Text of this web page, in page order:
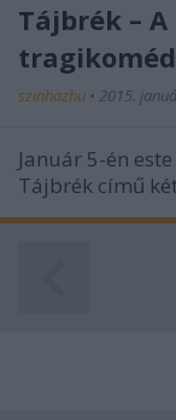
Tájbrék – A
szinhazhu • 2015.
Január 5-én
Tájbrék című